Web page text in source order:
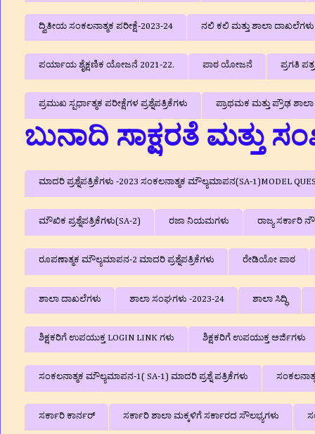
ದ್ವಿತೀಯ ಸಂಕಲನಾತ್ಮಕ ಪರೀಕ್ಷೆ-2023-24 ನಲಿ ಕಲಿ ಮತ್ತು ಶಾಲಾ ದಾಖಲೆಗಳು
ಪರ್ಯಾಯ ಶೈಕ್ಷಣಿಕ ಯೋಜನೆ 2021-22. ಪಾಠ ಯೋಜನೆ ಪ್ರಗತಿ
ಪ್ರಮುಖ ಸ್ಪರ್ಧಾತ್ಮಕ ಪರೀಕ್ಷೆಗಳ ಪ್ರಶ್ನೆಪತ್ರಿಕೆಗಳು ಪ್ರಾಥಮಕ ಮತ್ತು ಪ್ರೌಢ ಶಾಲಾ
ಬುನಾದಿ ಸಾಕ್ಷರತೆ ಮತ್ತು
ಮಾದರಿ ಪ್ರಶ್ನೆಪತ್ರಿಕೆಗಳು -2023 ಸಂಕಲನಾತ್ಮಕ ಮೌಲ್ಯಮಾಪನ(SA-1)MODEL
ಮೌಖಿಕ ಪ್ರಶ್ನೆಪತ್ರಿಕೆಗಳು(SA-2) ರಜಾ ನಿಯಮಗಳು ರಾಜ್ಯ ಸರ್ಕಾರಿ
ರೂಪಣಾತ್ಮಕ ಮೌಲ್ಯಮಾಪನ-2 ಮಾದರಿ ಪ್ರಶ್ನೆಪತ್ರಿಕೆಗಳು ರೇಡಿಯೋ ಪಾಠ
ಶಾಲಾ ದಾಖಲೆಗಳು ಶಾಲಾ ಸಂಘಗಳು -2023-24 ಶಾಲಾ ಸಿದ್ಧಿ
ಶಿಕ್ಷಕರಿಗೆ ಉಪಯುಕ್ತ LOGIN LINK ಗಳು ಶಿಕ್ಷಕರಿಗೆ ಉಪಯುಕ್ತ ಅರ್ಜಿಗಳು
ಸಂಕಲನಾತ್ಮಕ ಮೌಲ್ಯಮಾಪನ-1( SA-1) ಮಾದರಿ ಪ್ರಶ್ನೆ ಪತ್ರಿಕೆಗಳು
ಸರ್ಕಾರಿ ಕಾರ್ನರ್ ಸರ್ಕಾರಿ ಶಾಲಾ ಮಕ್ಕಳಿಗೆ ಸರ್ಕಾರದ ಸೌಲಭ್ಯಗಳು